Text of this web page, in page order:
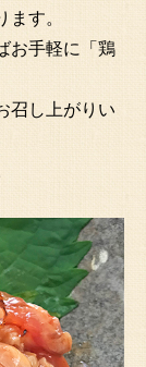
す。
お手軽に「鶏
召し上がりい